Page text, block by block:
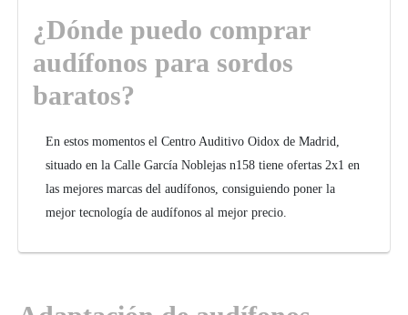
¿Dónde puedo comprar
audífonos para sordos
baratos?
En estos momentos el Centro Auditivo Oidox de Madrid,
situado en la Calle García Noblejas n158 tiene ofertas 2x1 en
las mejores marcas del audífonos, consiguiendo poner la
mejor tecnología de audífonos al mejor precio.